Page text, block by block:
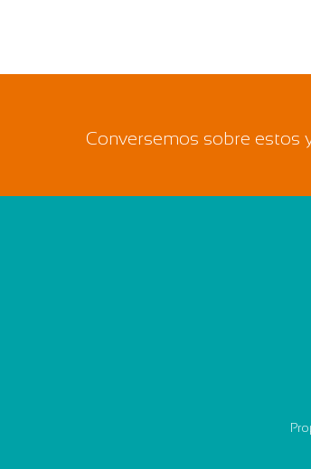
Conversemos sobre estos